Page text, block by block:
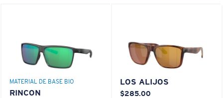
MATERIAL DE BASE BIO
RINCON
LOS ALIJOS
$285.00